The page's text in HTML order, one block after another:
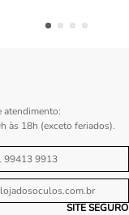
atendimento:
às 18h (exceto feriados).
99413 9913
SITE SEGURO